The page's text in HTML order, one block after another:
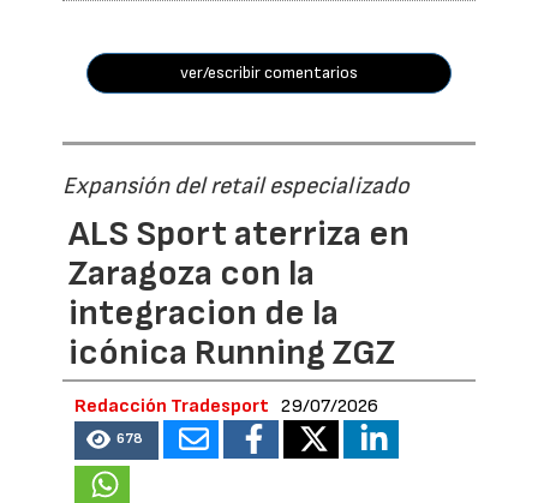
ver/escribir comentarios
Expansión del retail especializado
ALS Sport aterriza en
Zaragoza con la
integracion de la
icónica Running ZGZ
Redacción Tradesport 29/07/2026
678